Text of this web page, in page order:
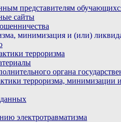
представителям
сайты
минимизация и (или)
терроризма
органа
терроризма, минимизации
электротравматизма